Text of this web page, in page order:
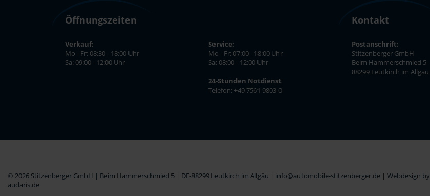
Öffnungszeiten
Verkauf:
Mo - Fr: 08:30 - 18:00 Uhr
Sa: 09:00 - 12:00 Uhr
Service:
Mo - Fr: 07:00 - 18:00 Uhr
Sa: 08:00 - 12:00 Uhr
24-Stunden Notdienst
Telefon: +49 7561 9803-0
Kontakt
Postanschrift:
Stitzenberger GmbH
Beim Hammerschmied 5
88299 Leutkirch im Allgäu
© 2026 Stitzenberger GmbH | Beim Hammerschmied 5 | DE-88299 Leutkirch im Allgäu | info@automobile-stitzenberger.de | Webdesign by
audaris.de